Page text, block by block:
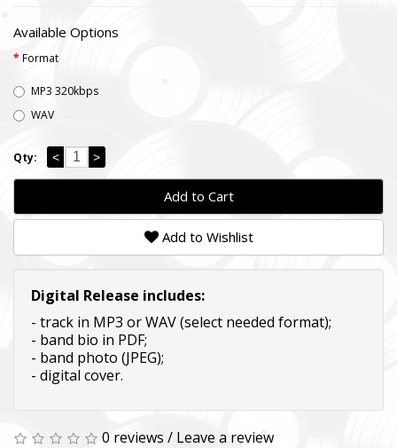
Available Options
Format
MP3 320kbps
WAV
Qty: < >
Add to Cart
Add to Wishlist
Digital Release includes:
- track in MP3 or WAV (select needed format);
- band bio in PDF;
- band photo (JPEG);
- digital cover.
0 reviews / Leave a review